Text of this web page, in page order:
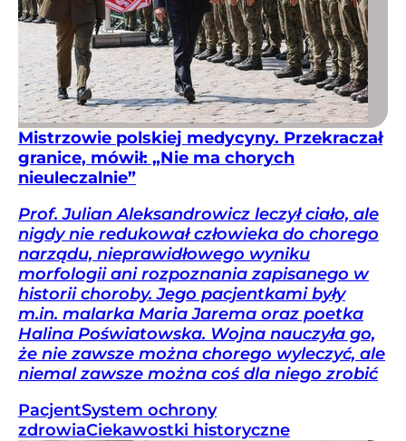
Mistrzowie polskiej medycyny. Przekraczał
granice, mówił: „Nie ma chorych
nieuleczalnie”
Prof. Julian Aleksandrowicz leczył ciało, ale
nigdy nie redukował człowieka do chorego
narządu, nieprawidłowego wyniku
morfologii ani rozpoznania zapisanego w
historii choroby. Jego pacjentkami były
m.in. malarka Maria Jarema oraz poetka
Halina Poświatowska. Wojna nauczyła go,
że nie zawsze można chorego wyleczyć, ale
niemal zawsze można coś dla niego zrobić
PacjentSystem ochrony
zdrowiaCiekawostki historyczne